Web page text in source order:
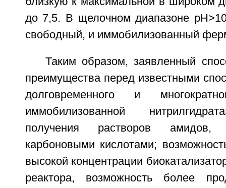
до 7,5. В щелочном диапазоне
свободный, и иммобилизованный
Таким образом, заявленный
преимущества перед известными
долговременного и
иммобилизованной
получения растворов амидов,
карбоновыми кислотами;
высокой концентрации
реактора, возможность более